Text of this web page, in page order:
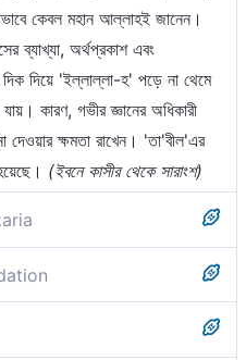
কেবল মহান আল্লাহই জানেন।
ব্যাখ্যা, অর্থপ্রকাশ এবং
দিক দিয়ে 'ইল্লাল্লা-হ' পড়ে না থেমে
দেওয়ার ক্ষমতা রাখেন। 'তা'বীল'এর
(ইবনে কাসীর থেকে সারাংশ)
যার কিছু আয়াত ‘মুহ্‌কাম’, এগুলো
সুতরাং যাদের অন্তরে বক্রতা
উদ্দেশ্যে মুতাশাবিহাতের অনুসরণ করে
তার মধ্যে আছে মুহকাম আয়াতসমূহ।
ফলে যাদের অন্তরে রয়েছে